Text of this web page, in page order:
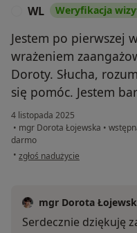
WL Weryfikacja
Jestem po pierwszej
wrażeniem
Doroty. Słucha,
się pomóc. Jestem
4 listopada 2025
• mgr Dorota Łojewska •
darmo
• w opinii użytkownika WL
zgłoś nadużycie
mgr Dorota
Serdecznie dziękuję